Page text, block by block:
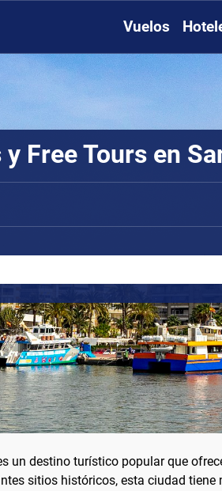
Vuelos
Free Tours en
un destino turístico popular que
sitios históricos, esta ciudad